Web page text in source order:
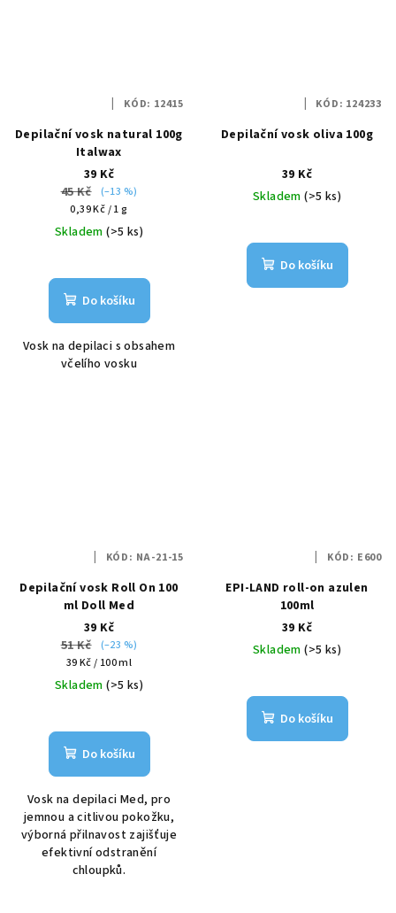
Depilační vosk natural 100g
Italwax
39 Kč
45 Kč
(–13 %)
Měrná
cena:
0,39 Kč / 1 g
Skladem(>5 ks)
Do košíku
Vosk na depilaci s obsahem
včelího vosku
KÓD: 12415
Depilační vosk oliva 100g
39 Kč
Skladem(>5 ks)
Do košíku
KÓD: 124233
Depilační vosk Roll On 100
ml Doll Med
39 Kč
51 Kč
(–23 %)
Měrná
cena:
39 Kč / 100 ml
Skladem(>5 ks)
Do košíku
Vosk na depilaci Med, pro
jemnou a citlivou pokožku,
výborná přilnavost zajišťuje
efektivní odstranění
chloupků.
KÓD: NA-21-15
EPI-LAND roll-on azulen
100ml
39 Kč
Skladem(>5 ks)
Do košíku
KÓD: E600